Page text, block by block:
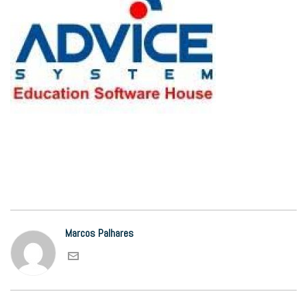
Marcos Palhares